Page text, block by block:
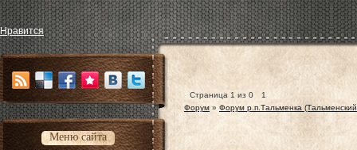
Нравится
Меню сайта
Страница 1 из 0
1
Форум » Форум р.п.Тальменка